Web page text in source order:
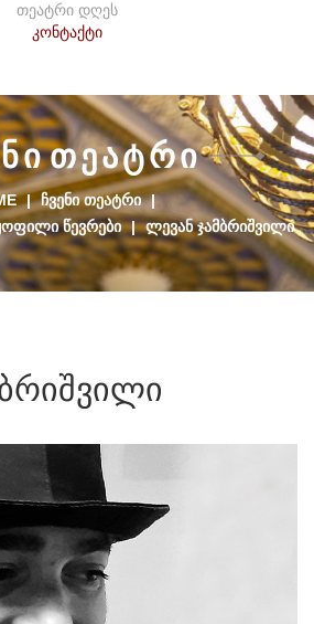
თეატრი დღეს
კონტაქტი
ᲜᲘ ᲗᲔᲐᲢᲠᲘ
| ᲩᲕᲔᲜᲘ ᲗᲔᲐᲢᲠᲘ |
ᲬᲔᲕᲠᲔᲑᲘ | ᲚᲔᲕᲐᲜ ᲯᲐᲛᲑᲠᲘᲨᲕᲘᲚᲘ